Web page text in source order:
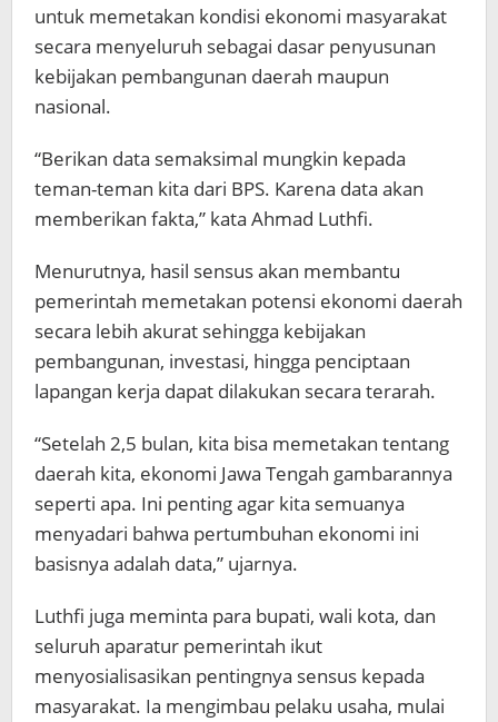
untuk memetakan kondisi ekonomi masyarakat
secara menyeluruh sebagai dasar penyusunan
kebijakan pembangunan daerah maupun
nasional.
“Berikan data semaksimal mungkin kepada
teman-teman kita dari BPS. Karena data akan
memberikan fakta,” kata Ahmad Luthfi.
Menurutnya, hasil sensus akan membantu
pemerintah memetakan potensi ekonomi daerah
secara lebih akurat sehingga kebijakan
pembangunan, investasi, hingga penciptaan
lapangan kerja dapat dilakukan secara terarah.
“Setelah 2,5 bulan, kita bisa memetakan tentang
daerah kita, ekonomi Jawa Tengah gambarannya
seperti apa. Ini penting agar kita semuanya
menyadari bahwa pertumbuhan ekonomi ini
basisnya adalah data,” ujarnya.
Luthfi juga meminta para bupati, wali kota, dan
seluruh aparatur pemerintah ikut
menyosialisasikan pentingnya sensus kepada
masyarakat. Ia mengimbau pelaku usaha, mulai